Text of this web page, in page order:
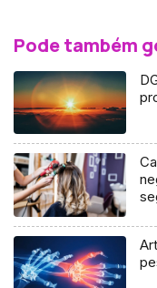
Pode também